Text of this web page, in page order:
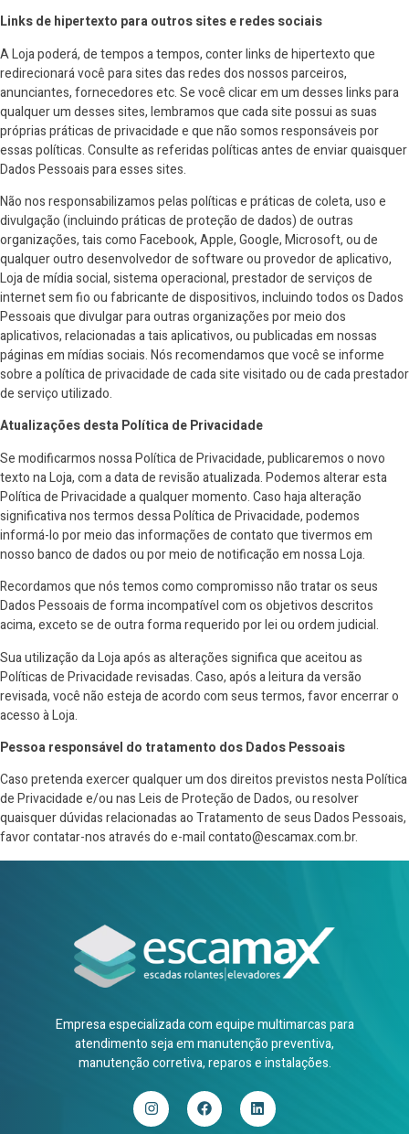
Links de hipertexto para outros sites e redes sociais
A Loja poderá, de tempos a tempos, conter links de hipertexto que
redirecionará você para sites das redes dos nossos parceiros,
anunciantes, fornecedores etc. Se você clicar em um desses links para
qualquer um desses sites, lembramos que cada site possui as suas
próprias práticas de privacidade e que não somos responsáveis por
essas políticas. Consulte as referidas políticas antes de enviar quaisquer
Dados Pessoais para esses sites.
Não nos responsabilizamos pelas políticas e práticas de coleta, uso e
divulgação (incluindo práticas de proteção de dados) de outras
organizações, tais como Facebook, Apple, Google, Microsoft, ou de
qualquer outro desenvolvedor de software ou provedor de aplicativo,
Loja de mídia social, sistema operacional, prestador de serviços de
internet sem fio ou fabricante de dispositivos, incluindo todos os Dados
Pessoais que divulgar para outras organizações por meio dos
aplicativos, relacionadas a tais aplicativos, ou publicadas em nossas
páginas em mídias sociais. Nós recomendamos que você se informe
sobre a política de privacidade de cada site visitado ou de cada prestador
de serviço utilizado.
Atualizações desta Política de Privacidade
Se modificarmos nossa Política de Privacidade, publicaremos o novo
texto na Loja, com a data de revisão atualizada. Podemos alterar esta
Política de Privacidade a qualquer momento. Caso haja alteração
significativa nos termos dessa Política de Privacidade, podemos
informá-lo por meio das informações de contato que tivermos em
nosso banco de dados ou por meio de notificação em nossa Loja.
Recordamos que nós temos como compromisso não tratar os seus
Dados Pessoais de forma incompatível com os objetivos descritos
acima, exceto se de outra forma requerido por lei ou ordem judicial.
Sua utilização da Loja após as alterações significa que aceitou as
Políticas de Privacidade revisadas. Caso, após a leitura da versão
revisada, você não esteja de acordo com seus termos, favor encerrar o
acesso à Loja.
Pessoa responsável do tratamento dos Dados Pessoais
Caso pretenda exercer qualquer um dos direitos previstos nesta Política
de Privacidade e/ou nas Leis de Proteção de Dados, ou resolver
quaisquer dúvidas relacionadas ao Tratamento de seus Dados Pessoais,
favor contatar-nos através do e-mail contato@escamax.com.br.
Empresa especializada com equipe multimarcas para
atendimento seja em manutenção preventiva,
manutenção corretiva, reparos e instalações.